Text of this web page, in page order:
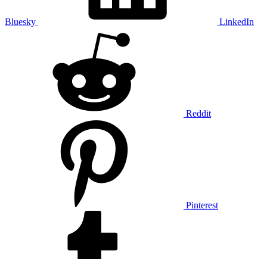
Bluesky LinkedIn
Reddit
Pinterest